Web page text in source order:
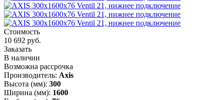
Стоимость
10 692 руб.
Заказать
В наличии
Возможна рассрочка
Производитель: Axis
Высота (мм): 300
Ширина (мм): 1600